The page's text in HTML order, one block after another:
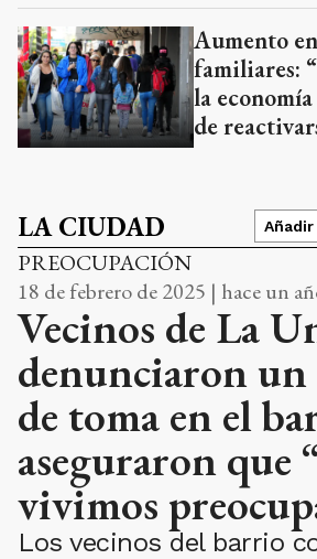
Aumento
familiares:
la
de
LA CIUDAD
PREOCUPACIÓN
18 de febrero de 2025 | hace un
Vecinos de La
denunciaron
de toma en el
aseguraron que
vivimos
Los vecinos del barrio